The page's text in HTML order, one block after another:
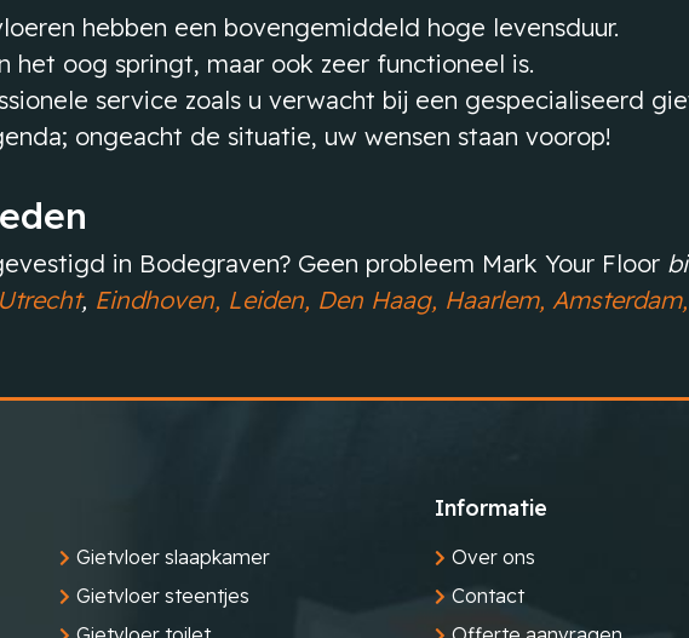
hebben een bovengemiddeld hoge levensduur.
het oog springt, maar ook zeer functioneel is.
service zoals u verwacht bij een gespecialiseerd
ongeacht de situatie, uw wensen staan voorop!
in Bodegraven? Geen probleem Mark Your Floor
Utrecht, Eindhoven, Leiden, Den Haag, Haarlem, Amsterdam,
Gietvloer slaapkamer
Gietvloer steentjes
Informatie
Over ons
Contact